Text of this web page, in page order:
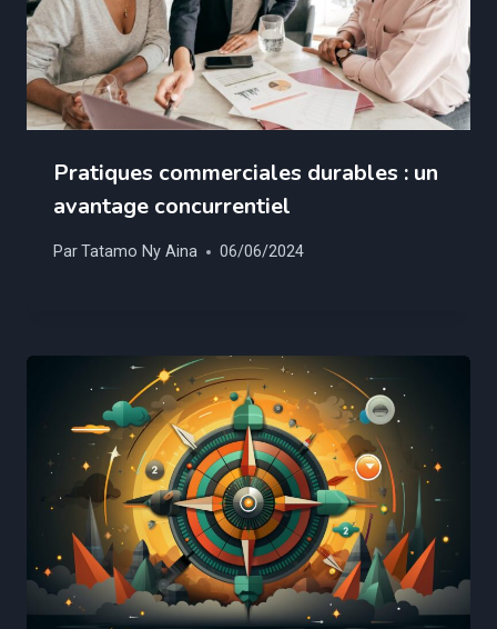
Pratiques commerciales durables : un
avantage concurrentiel
ParTatamo Ny Aina 06/06/2024